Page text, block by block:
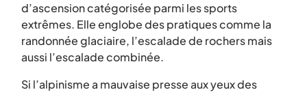
d’ascension catégorisée parmi les sports
extrêmes. Elle englobe des pratiques comme la
randonnée glaciaire, l’escalade de rochers mais
aussi l’escalade combinée.
Si l’alpinisme a mauvaise presse aux yeux des